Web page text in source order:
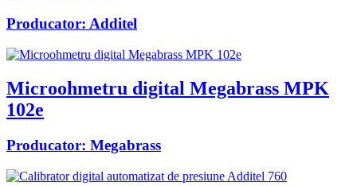
Producator: Additel
Microohmetru digital Megabrass MPK
102e
Producator: Megabrass